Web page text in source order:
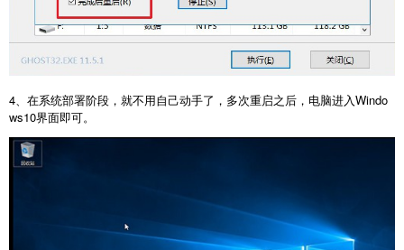
4、在系统部署阶段，就不用自己动手了，多次重启之后，电脑进入Windo
ws10界面即可。